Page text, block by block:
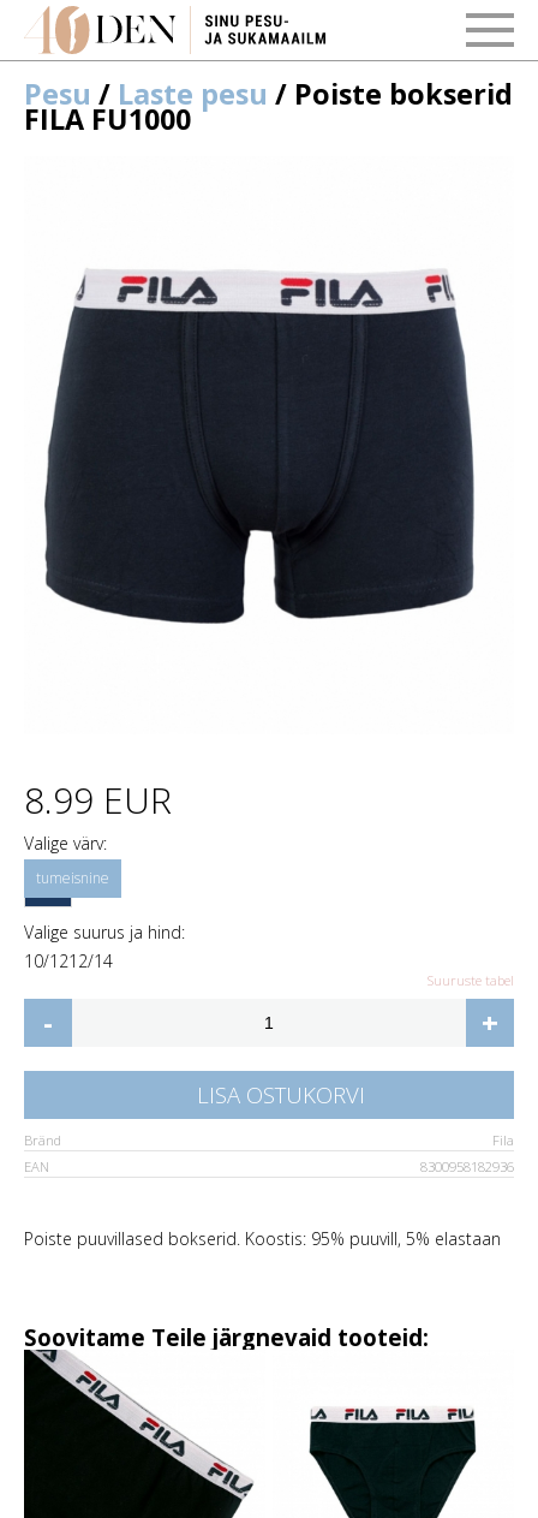
Pesu / Laste pesu / Poiste bokserid
FILA FU1000
8.99 EUR
Valige värv:
Valige suurus ja hind:
10/1212/14
Suuruste tabel
- +
LISA OSTUKORVI
Bränd
Fila
EAN
8300958182936
Poiste puuvillased bokserid. Koostis: 95% puuvill, 5% elastaan
Soovitame Teile järgnevaid tooteid: